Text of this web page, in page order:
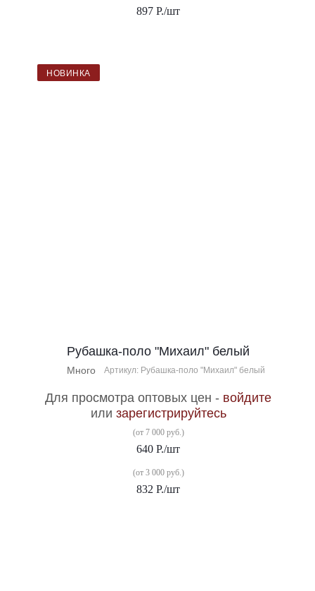
897 Р./шт
НОВИНКА
Рубашка-поло "Михаил" белый
Много Артикул: Рубашка-поло "Михаил" белый
Для просмотра оптовых цен - войдите
или зарегистрируйтесь
(от 7 000 руб.)
640 Р./шт
(от 3 000 руб.)
832 Р./шт